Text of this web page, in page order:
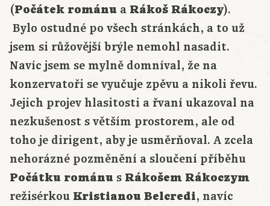
(Počátek románu a Rákoš Rákoczy).
Bylo ostudné po všech stránkách, a to už
jsem si růžovější brýle nemohl nasadit.
Navíc jsem se mylně domníval, že na
konzervatoři se vyučuje zpěvu a nikoli řevu.
Jejich projev hlasitosti a řvaní ukazoval na
nezkušenost s větším prostorem, ale od
toho je dirigent, aby je usměrňoval. A zcela
nehorázné pozměnění a sloučení příběhu
Počátku románus Rákošem Rákoczym
režisérkou Kristianou Belcredi, navíc